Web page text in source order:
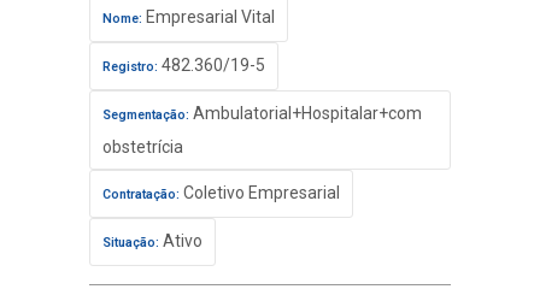
Nome: Empresarial Vital
Registro: 482.360/19-5
Segmentação: Ambulatorial+Hospitalar+com
obstetrícia
Contratação: Coletivo Empresarial
Situação: Ativo